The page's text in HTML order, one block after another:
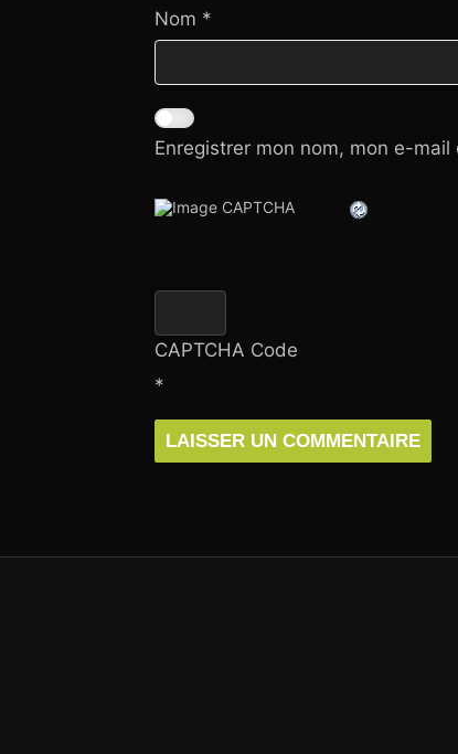
Nom *
Enregistrer mon nom, mon e-
CAPTCHA Code
*